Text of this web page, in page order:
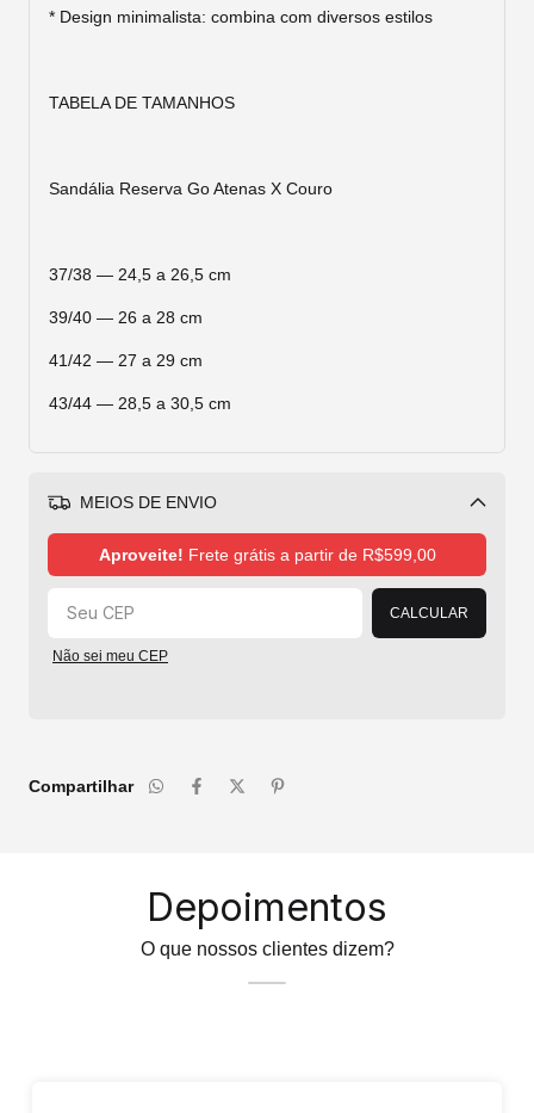
* Design minimalista: combina com diversos estilos
TABELA DE TAMANHOS
Sandália Reserva Go Atenas X Couro
37/38 — 24,5 a 26,5 cm
39/40 — 26 a 28 cm
41/42 — 27 a 29 cm
43/44 — 28,5 a 30,5 cm
MEIOS DE ENVIO
Aproveite! Frete grátis a partir de R$599,00
CALCULAR
Não sei meu CEP
Compartilhar
Depoimentos
O que nossos clientes dizem?